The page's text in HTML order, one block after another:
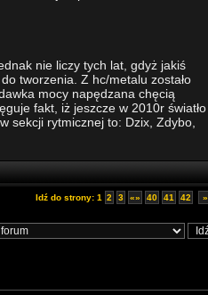
nie liczy tych lat, gdyż jakiś
tworzenia. Z hc/metalu zostało
mocy napędzana chęcią
fakt, iż jeszcze w 2010r światło
sekcji rytmicznej to: Dzix, Zdybo,
Idź do strony: 1 2 3 «» 40 41 42 »